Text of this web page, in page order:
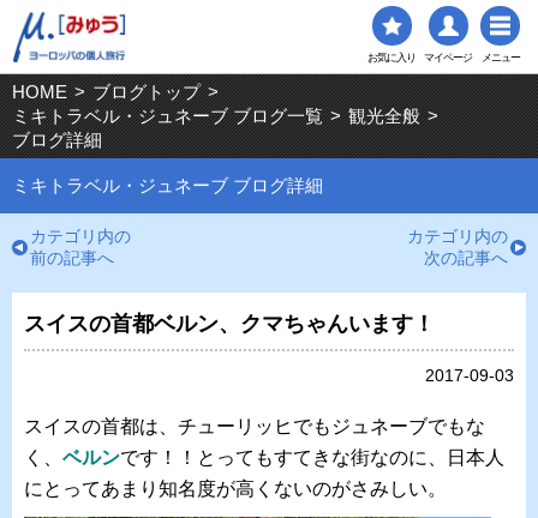
お気に入り マイページ メニュー
HOME > ブログトップ >
ミキトラベル・ジュネーブ ブログ一覧 > 観光全般 >
ブログ詳細
ミキトラベル・ジュネーブ ブログ詳細
カテゴリ内の
前の記事へ
カテゴリ内の
次の記事へ
スイスの首都ベルン、クマちゃんいます！
2017-09-03
スイスの首都は、チューリッヒでもジュネーブでもな
く、 ベルンです！！とってもすてきな街なのに、日本人
にとってあまり知名度が高くないのがさみしい。